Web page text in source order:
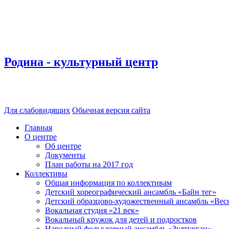
Родина - культурный центр
Для слабовидящих Обычная версия сайта
Главная
О центре
Об центре
Документы
План работы на 2017 год
Коллективы
Общая информация по коллективам
Детский хореографический ансамбль «Байн тег»
Детский образцово-художественный ансамбль
Вокальная студия «21 век»
Вокальный кружок для детей и подростков